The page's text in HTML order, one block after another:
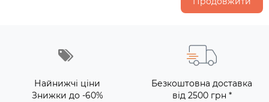
Найнижчі ціни
Знижки до -60%
Безкоштовна доставка
від 2500 грн *